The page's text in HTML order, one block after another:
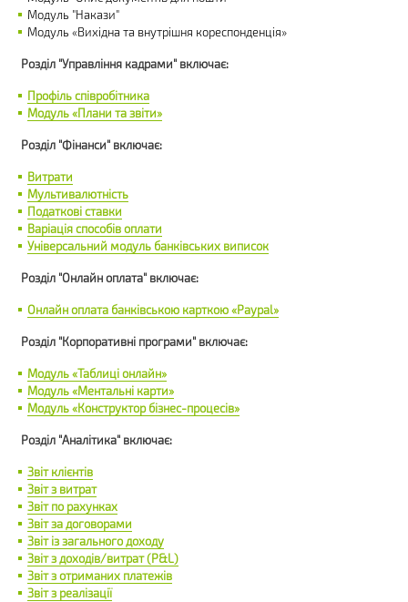
Модуль "Накази"
Модуль «Вихідна та внутрішня кореспонденція»
Розділ "Управління кадрами" включає:
Профіль співробітника
Модуль «Плани та звіти»
Розділ "Фінанси" включає:
Витрати
Мультивалютність
Податкові ставки
Варіація способів оплати
Універсальний модуль банківських виписок
Розділ "Онлайн оплата" включає:
Онлайн оплата банківською карткою «Paypal»
Розділ "Корпоративні програми" включає:
Модуль «Таблиці онлайн»
Модуль «Ментальні карти»
Модуль «Конструктор бізнес-процесів»
Розділ "Аналітика" включає:
Звіт клієнтів
Звіт з витрат
Звіт по рахунках
Звіт за договорами
Звіт із загального доходу
Звіт з доходів/витрат (P&L)
Звіт з отриманих платежів
Звіт з реалізації